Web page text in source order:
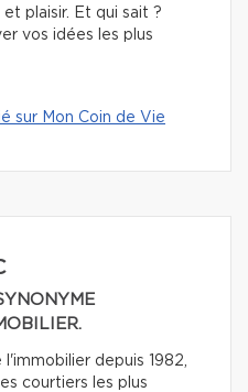
plaisir. Et qui sait ?
vos idées les plus
sur Mon Coin de Vie
depuis 1982,
courtiers les plus